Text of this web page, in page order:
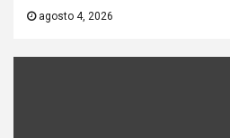
agosto 4, 2026